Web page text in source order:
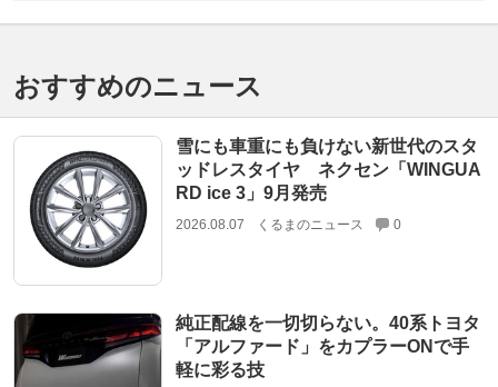
おすすめのニュース
雪にも車重にも負けない新世代のスタ
ッドレスタイヤ ネクセン「WINGUA
RD ice 3」9月発売
2026.08.07 くるまのニュース 0
純正配線を一切切らない。40系トヨタ
「アルファード」をカプラーONで手
軽に彩る技